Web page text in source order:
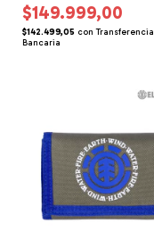
$149.999,00
$142.499,05 con Transferencia
Bancaria